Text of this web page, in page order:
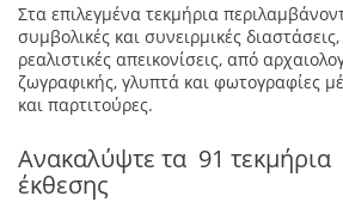
Στα επιλεγμένα τεκμήρια
συμβολικές και συνειρμικές
ρεαλιστικές απεικονίσεις, από
ζωγραφικής, γλυπτά και φωτογραφίες
και παρτιτούρες.
Ανακαλύψτε τα 91 τεκμήρια
έκθεσης